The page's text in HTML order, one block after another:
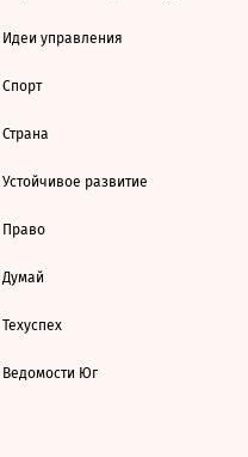
Идеи управления
Спорт
Страна
Устойчивое развитие
Право
Думай
Техуспех
Ведомости Юг